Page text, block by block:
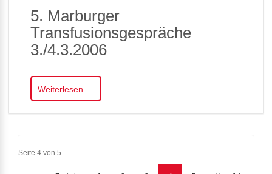
5. Marburger
Transfusionsgespräche
3./4.3.2006
Weiterlesen …
Seite 4 von 5